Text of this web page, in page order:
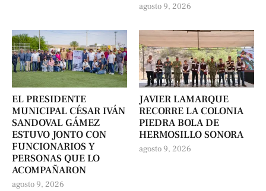
agosto 9, 2026
EL PRESIDENTE
MUNICIPAL CÉSAR IVÁN
SANDOVAL GÁMEZ
ESTUVO JONTO CON
FUNCIONARIOS Y
PERSONAS QUE LO
ACOMPAÑARON
agosto 9, 2026
JAVIER LAMARQUE
RECORRE LA COLONIA
PIEDRA BOLA DE
HERMOSILLO SONORA
agosto 9, 2026